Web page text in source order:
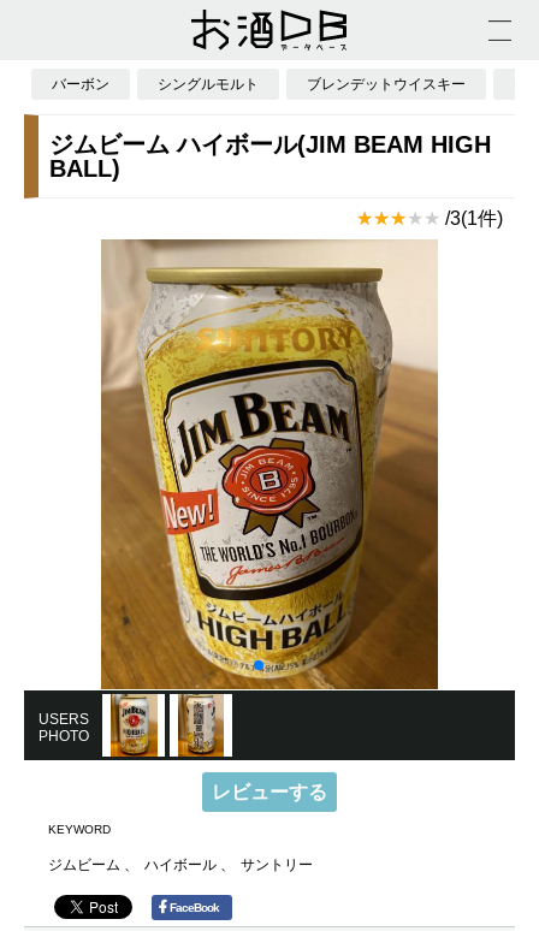
バーボン シングルモルト ブレンデットウイスキー
ジムビーム ハイボール(JIM BEAM HIGH
BALL)
/3(1件)
USERS
PHOTO
レビューする
KEYWORD
ジムビーム ハイボール サントリー
FaceBook